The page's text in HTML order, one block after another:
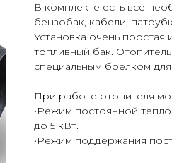
В комплекте есть все
бензобак, кабели,
Установка очень простая
топливный бак.
специальным брелком
При работе отопителя
•Режим постоянной
до 5 кВт.
•Режим поддержания